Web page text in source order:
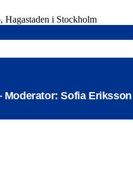
Hagastaden i Stockholm
Moderator: Sofia Eriksson